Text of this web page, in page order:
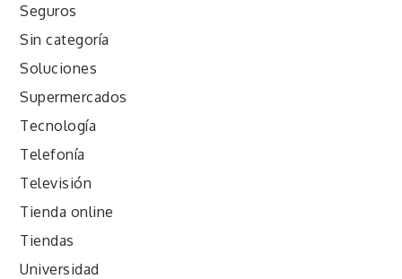
Seguros
Sin categoría
Soluciones
Supermercados
Tecnología
Telefonía
Televisión
Tienda online
Tiendas
Universidad